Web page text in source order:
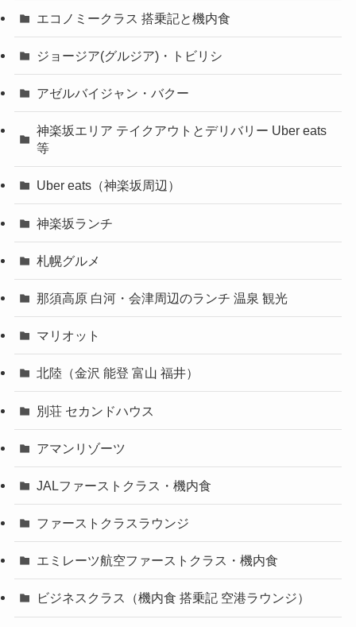
エコノミークラス 搭乗記と機内食
ジョージア(グルジア)・トビリシ
アゼルバイジャン・バクー
神楽坂エリア テイクアウトとデリバリー Uber eats
等
Uber eats（神楽坂周辺）
神楽坂ランチ
札幌グルメ
那須高原 白河・会津周辺のランチ 温泉 観光
マリオット
北陸（金沢 能登 富山 福井）
別荘 セカンドハウス
アマンリゾーツ
JALファーストクラス・機内食
ファーストクラスラウンジ
エミレーツ航空ファーストクラス・機内食
ビジネスクラス（機内食 搭乗記 空港ラウンジ）